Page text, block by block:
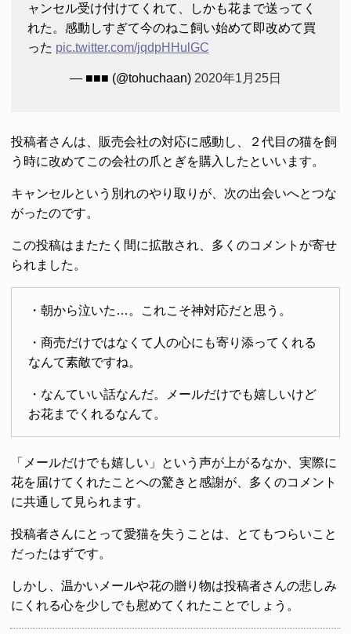
ャンセル受け付けてくれて、しかも花まで送ってく
れた。感動しすぎて今のねこ飼い始めて即改めて買
った pic.twitter.com/jqdpHHulGC
— ■■■ (@tohuchaan) 2020年1月25日
投稿者さんは、販売会社の対応に感動し、２代目の猫を飼
う時に改めてこの会社の爪とぎを購入したといいます。
キャンセルという別れのやり取りが、次の出会いへとつな
がったのです。
この投稿はまたたく間に拡散され、多くのコメントが寄せ
られました。
・朝から泣いた…。これこそ神対応だと思う。
・商売だけではなくて人の心にも寄り添ってくれる
なんて素敵ですね。
・なんていい話なんだ。メールだけでも嬉しいけど
お花までくれるなんて。
「メールだけでも嬉しい」という声が上がるなか、実際に
花を届けてくれたことへの驚きと感謝が、多くのコメント
に共通して見られます。
投稿者さんにとって愛猫を失うことは、とてもつらいこと
だったはずです。
しかし、温かいメールや花の贈り物は投稿者さんの悲しみ
にくれる心を少しでも慰めてくれたことでしょう。